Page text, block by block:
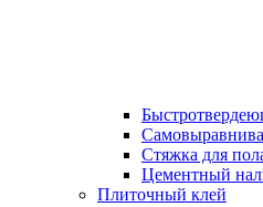
Стяжка для
Цементный
Плиточный клей